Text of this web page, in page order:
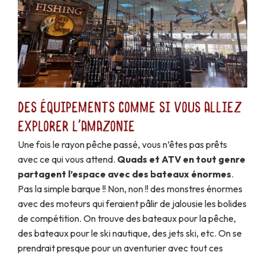
Des équipements comme si vous alliez
explorer l'Amazonie
Une fois le rayon pêche passé, vous n’êtes pas prêts
avec ce qui vous attend. Quads et ATV en tout genre
partagent l’espace avec des bateaux énormes.
Pas la simple barque !! Non, non !! des monstres énormes
avec des moteurs qui feraient pâlir de jalousie les bolides
de compétition. On trouve des bateaux pour la pêche,
des bateaux pour le ski nautique, des jets ski, etc. On se
prendrait presque pour un aventurier avec tout ces